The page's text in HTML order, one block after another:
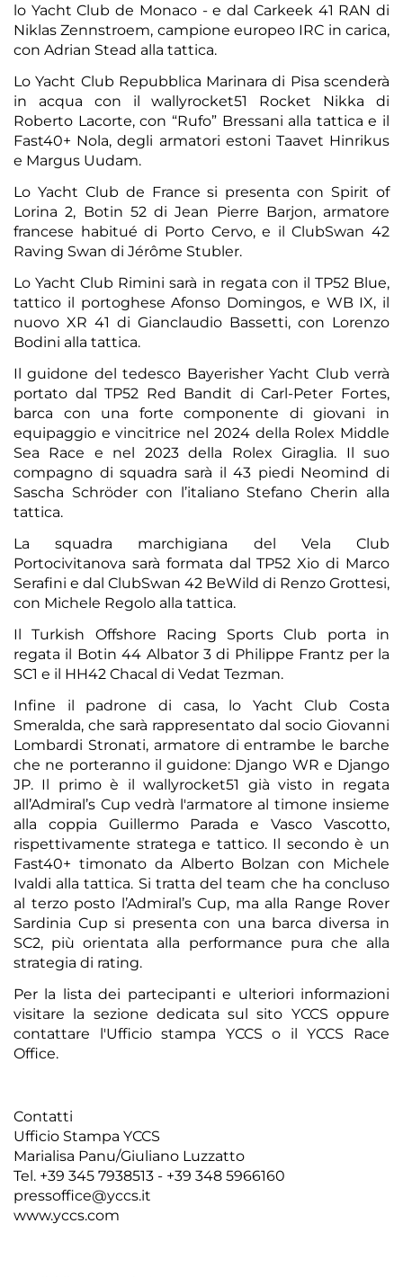
lo Yacht Club de Monaco - e dal Carkeek 41 RAN di
Niklas Zennstroem, campione europeo IRC in carica,
con Adrian Stead alla tattica.
Lo Yacht Club Repubblica Marinara di Pisa scenderà
in acqua con il wallyrocket51 Rocket Nikka di
Roberto Lacorte, con “Rufo” Bressani alla tattica e il
Fast40+ Nola, degli armatori estoni Taavet Hinrikus
e Margus Uudam.
Lo Yacht Club de France si presenta con Spirit of
Lorina 2, Botin 52 di Jean Pierre Barjon, armatore
francese habitué di Porto Cervo, e il ClubSwan 42
Raving Swan di Jérôme Stubler.
Lo Yacht Club Rimini sarà in regata con il TP52 Blue,
tattico il portoghese Afonso Domingos, e WB IX, il
nuovo XR 41 di Gianclaudio Bassetti, con Lorenzo
Bodini alla tattica.
Il guidone del tedesco Bayerisher Yacht Club verrà
portato dal TP52 Red Bandit di Carl-Peter Fortes,
barca con una forte componente di giovani in
equipaggio e vincitrice nel 2024 della Rolex Middle
Sea Race e nel 2023 della Rolex Giraglia. Il suo
compagno di squadra sarà il 43 piedi Neomind di
Sascha Schröder con l’italiano Stefano Cherin alla
tattica.
La squadra marchigiana del Vela Club
Portocivitanova sarà formata dal TP52 Xio di Marco
Serafini e dal ClubSwan 42 BeWild di Renzo Grottesi,
con Michele Regolo alla tattica.
Il Turkish Offshore Racing Sports Club porta in
regata il Botin 44 Albator 3 di Philippe Frantz per la
SC1 e il HH42 Chacal di Vedat Tezman.
Infine il padrone di casa, lo Yacht Club Costa
Smeralda, che sarà rappresentato dal socio Giovanni
Lombardi Stronati, armatore di entrambe le barche
che ne porteranno il guidone: Django WR e Django
JP. Il primo è il wallyrocket51 già visto in regata
all’Admiral’s Cup vedrà l'armatore al timone insieme
alla coppia Guillermo Parada e Vasco Vascotto,
rispettivamente stratega e tattico. Il secondo è un
Fast40+ timonato da Alberto Bolzan con Michele
Ivaldi alla tattica. Si tratta del team che ha concluso
al terzo posto l’Admiral’s Cup, ma alla Range Rover
Sardinia Cup si presenta con una barca diversa in
SC2, più orientata alla performance pura che alla
strategia di rating.
Per la
lista dei partecipantie ulteriori informazioni
visitare la sezione dedicata sul sito YCCS oppure
contattare l'Ufficio stampa YCCS o ilYCCS Race
Office.
Contatti
Ufficio Stampa YCCS
Marialisa Panu/Giuliano Luzzatto
Tel. +39 345 7938513 - +39 348 5966160
pressoffice@yccs.it
www.yccs.com